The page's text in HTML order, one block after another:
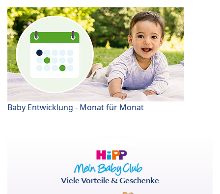
Baby Entwicklung - Monat für Monat
Viele Vorteile & Geschenke